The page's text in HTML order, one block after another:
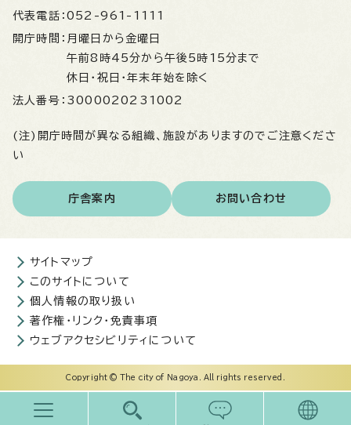
代表電話： 052-961-1111
開庁時間： 月曜日から金曜日
午前8時45分から午後5時15分まで
休日・祝日・年末年始を除く
法人番号： 3000020231002
(注)開庁時間が異なる組織、施設がありますのでご注意くださ
い
庁舎案内 お問い合わせ
サイトマップ
このサイトについて
個人情報の取り扱い
著作権・リンク・免責事項
ウェブアクセシビリティについて
Copyright © The city of Nagoya. All rights reserved.